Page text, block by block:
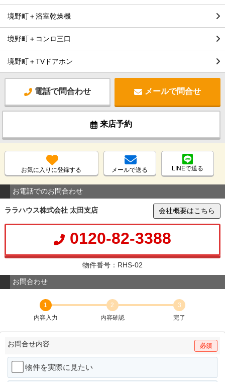
境野町＋浴室乾燥機
境野町＋コンロ三口
境野町＋TVドアホン
電話で問合わせ メールで問合せ
来店予約
お気に入りに登録する メールで送る LINEで送る
お電話でのお問合わせ
ララハウス株式会社 太田支店 会社概要はこちら
0120-82-3388
物件番号：RHS-02
お問合わせ
1
内容入力
2
内容確認
3
完了
お問合せ内容 必須
物件を実際に見たい